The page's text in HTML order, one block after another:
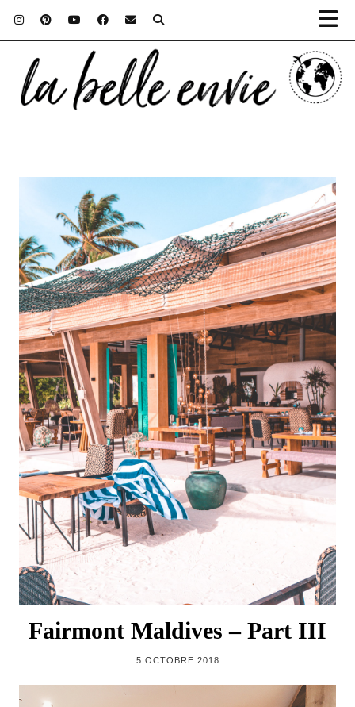
Fairmont Maldives – Part III
5 OCTOBRE 2018